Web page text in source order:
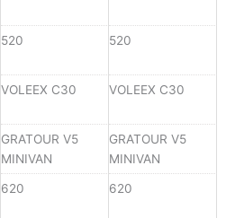
520 520
VOLEEX C30 VOLEEX C30
GRATOUR V5
MINIVAN
GRATOUR V5
MINIVAN
620 620